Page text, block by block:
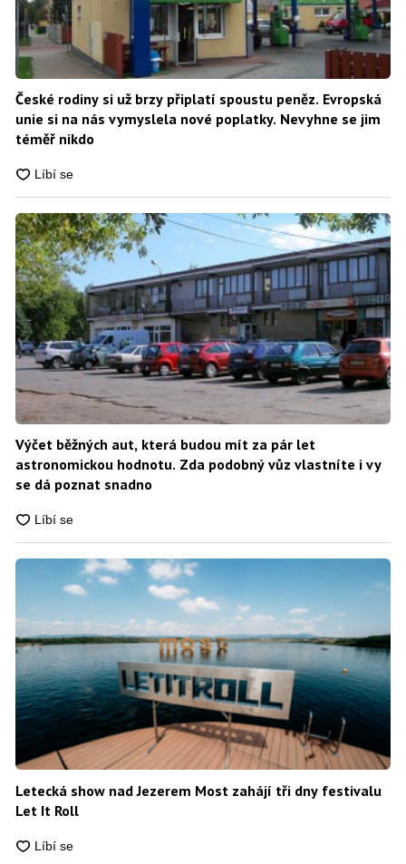
České rodiny si už brzy připlatí spoustu peněz. Evropská
unie si na nás vymyslela nové poplatky. Nevyhne se jim
téměř nikdo
Výčet běžných aut, která budou mít za pár let
astronomickou hodnotu. Zda podobný vůz vlastníte i vy
se dá poznat snadno
Letecká show nad Jezerem Most zahájí tři dny festivalu
Let It Roll